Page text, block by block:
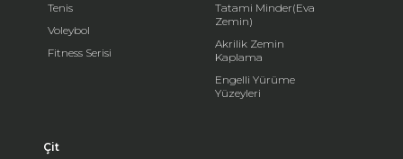
Tenis
Voleybol
Fitness Serisi
Tatami Minder(Eva
Zemin)
Akrilik Zemin
Kaplama
Engelli Yürüme
Yüzeyleri
Çit